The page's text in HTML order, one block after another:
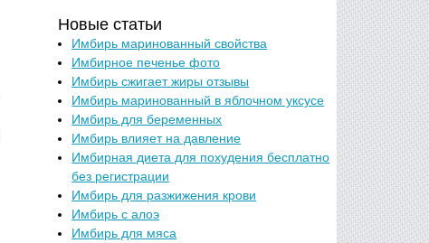
Новые статьи
Имбирь маринованный свойства
Имбирное печенье фото
Имбирь сжигает жиры отзывы
Имбирь маринованный в яблочном уксусе
Имбирь для беременных
Имбирь влияет на давление
Имбирная диета для похудения бесплатно
без регистрации
Имбирь для разжижения крови
Имбирь с алоэ
Имбирь для мяса